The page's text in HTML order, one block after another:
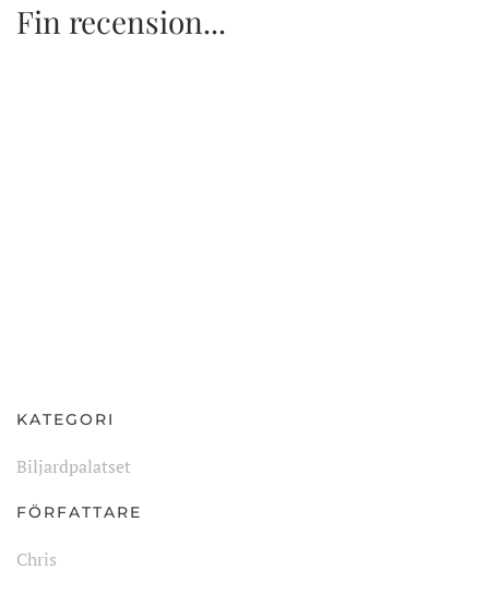
Fin recension...
KATEGORI
Biljardpalatset
FÖRFATTARE
Chris